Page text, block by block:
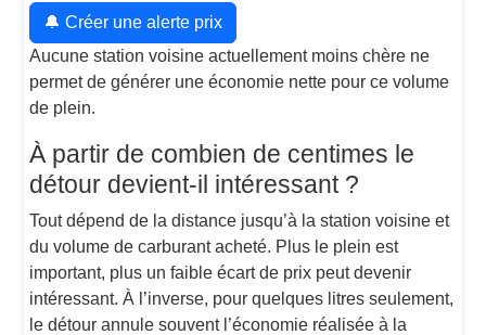
🔔 Créer une alerte prix
Aucune station voisine actuellement moins chère ne
permet de générer une économie nette pour ce volume
de plein.
À partir de combien de centimes le
détour devient-il intéressant ?
Tout dépend de la distance jusqu’à la station voisine et
du volume de carburant acheté. Plus le plein est
important, plus un faible écart de prix peut devenir
intéressant. À l’inverse, pour quelques litres seulement,
le détour annule souvent l’économie réalisée à la